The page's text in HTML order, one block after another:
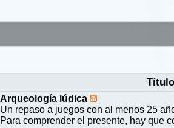
Título
Arqueología lúdica
Un repaso a juegos con al menos 25
Para comprender el presente, hay que